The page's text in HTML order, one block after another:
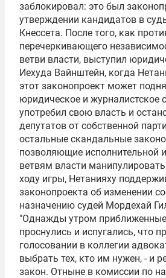
заблокировал: это был
утверждении кандидатов в
Кнессета. После того, как
перечеркивающего
ветви власти, выступил
Иехуда Вайнштейн, когда
этот законопроект может
юридическое и журналистское
употребил свою власть и
депутатов от собственной
остальные скандальные
позволяющие исполнительной
ветвям власти
ходу игры, Нетанияху
законопроекта об изменении
назначению судей Мордехай
"Однажды утром
проснулись и испугались, что
голосовании в коллегии
выбрать тех, кто им нужен, - и
закон. Отныне в комиссии по